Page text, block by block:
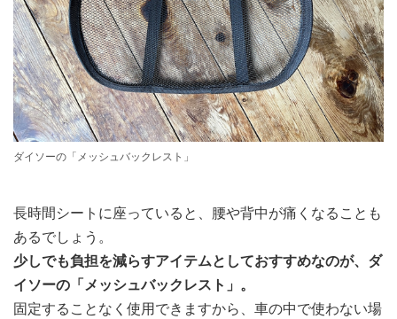
ダイソーの「メッシュバックレスト」
長時間シートに座っていると、腰や背中が痛くなることも
あるでしょう。
少しでも負担を減らすアイテムとしておすすめなのが、ダ
イソーの「メッシュバックレスト」。
固定することなく使用できますから、車の中で使わない場